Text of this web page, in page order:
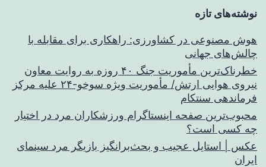
نوشته‌های تازه
هوش مصنوعی در کشاورزی: راهکاری برای مقابله با
چالش‌های جهانی
خطرناک‌ترین مأموریت جنگ ۴۰ روزه به روایت معاون
نیروی هوایی ارتش/ مأموریت ویژه سوخو-۲۴ علیه مرکز
فرماندهی سنتکام
محبوب‌ترین صفحه اینستاگرام ورزشکاران مرد در اختیار
چه کسی است؟
عکس | استایل عجیب و بحث‌برانگیز بازیگر مرد سینمای
ایران